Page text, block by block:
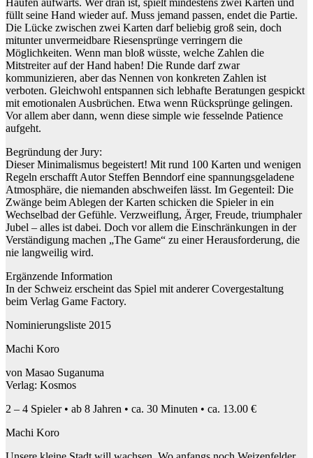
füllt seine Hand wieder auf. Muss jemand passen, endet die Partie.
Die Lücke zwischen zwei Karten darf beliebig groß sein, doch
mitunter unvermeidbare Riesensprünge verringern die
Möglichkeiten. Wenn man bloß wüsste, welche Zahlen die
Mitstreiter auf der Hand haben! Die Runde darf zwar
kommunizieren, aber das Nennen von konkreten Zahlen ist
verboten. Gleichwohl entspannen sich lebhafte Beratungen gespickt
mit emotionalen Ausbrüchen. Etwa wenn Rücksprünge gelingen.
Vor allem aber dann, wenn diese simple wie fesselnde Patience
aufgeht.
Begründung der Jury:
Dieser Minimalismus begeistert! Mit rund 100 Karten und wenigen
Regeln erschafft Autor Steffen Benndorf eine spannungsgeladene
Atmosphäre, die niemanden abschweifen lässt. Im Gegenteil: Die
Zwänge beim Ablegen der Karten schicken die Spieler in ein
Wechselbad der Gefühle. Verzweiflung, Ärger, Freude, triumphaler
Jubel – alles ist dabei. Doch vor allem die Einschränkungen in der
Verständigung machen „The Game“ zu einer Herausforderung, die
nie langweilig wird.
Ergänzende Information
In der Schweiz erscheint das Spiel mit anderer Covergestaltung
beim Verlag Game Factory.
Nominierungsliste 2015
Machi Koro
von Masao Suganuma
Verlag: Kosmos
2 – 4 Spieler • ab 8 Jahren • ca. 30 Minuten • ca. 13.00 €
Machi Koro